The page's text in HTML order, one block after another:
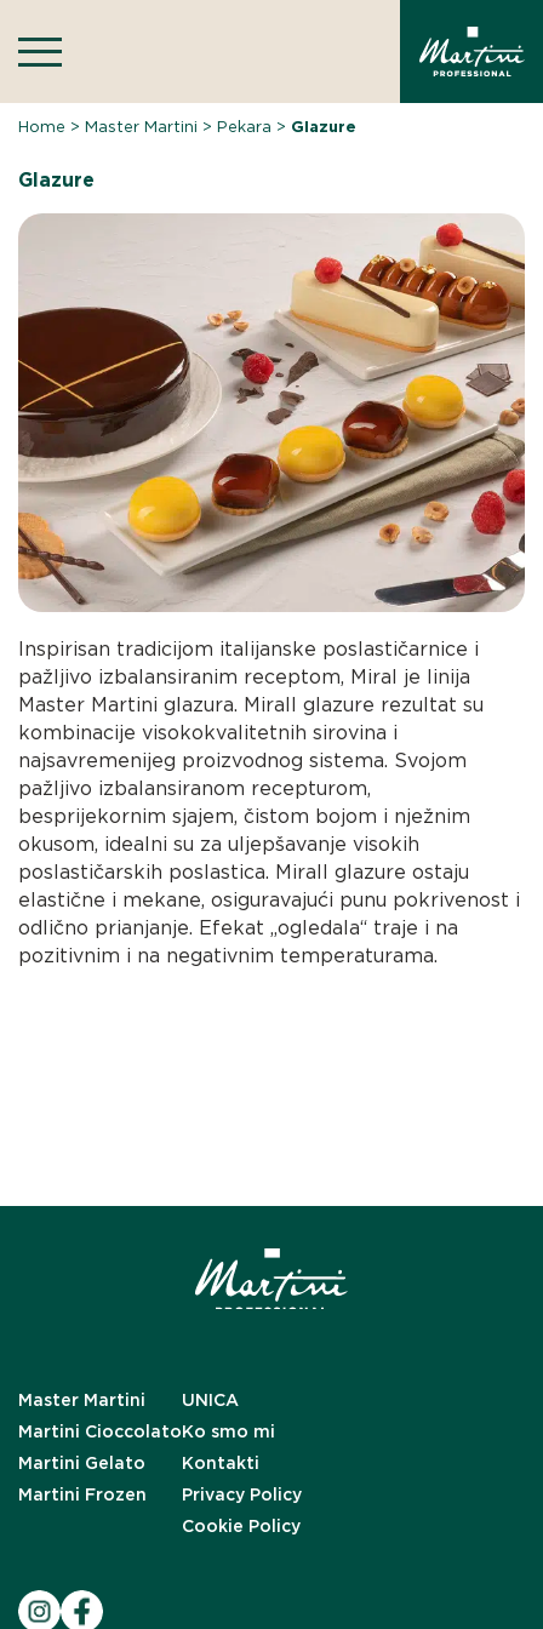
content
Home >Master Martini >Pekara > Glazure
Glazure
Inspirisan tradicijom italijanske poslastičarnice i
pažljivo izbalansiranim receptom, Miral je linija
Master Martini glazura. Mirall glazure rezultat su
kombinacije visokokvalitetnih sirovina i
najsavremenijeg proizvodnog sistema. Svojom
pažljivo izbalansiranom recepturom,
besprijekornim sjajem, čistom bojom i nježnim
okusom, idealni su za uljepšavanje visokih
poslastičarskih poslastica. Mirall glazure ostaju
elastične i mekane, osiguravajući punu pokrivenost i
odlično prianjanje. Efekat „ogledala“ traje i na
pozitivnim i na negativnim temperaturama.
Master Martini
Martini Cioccolato
Martini Gelato
Martini Frozen
UNICA
Ko smo mi
Kontakti
Privacy Policy
Cookie Policy